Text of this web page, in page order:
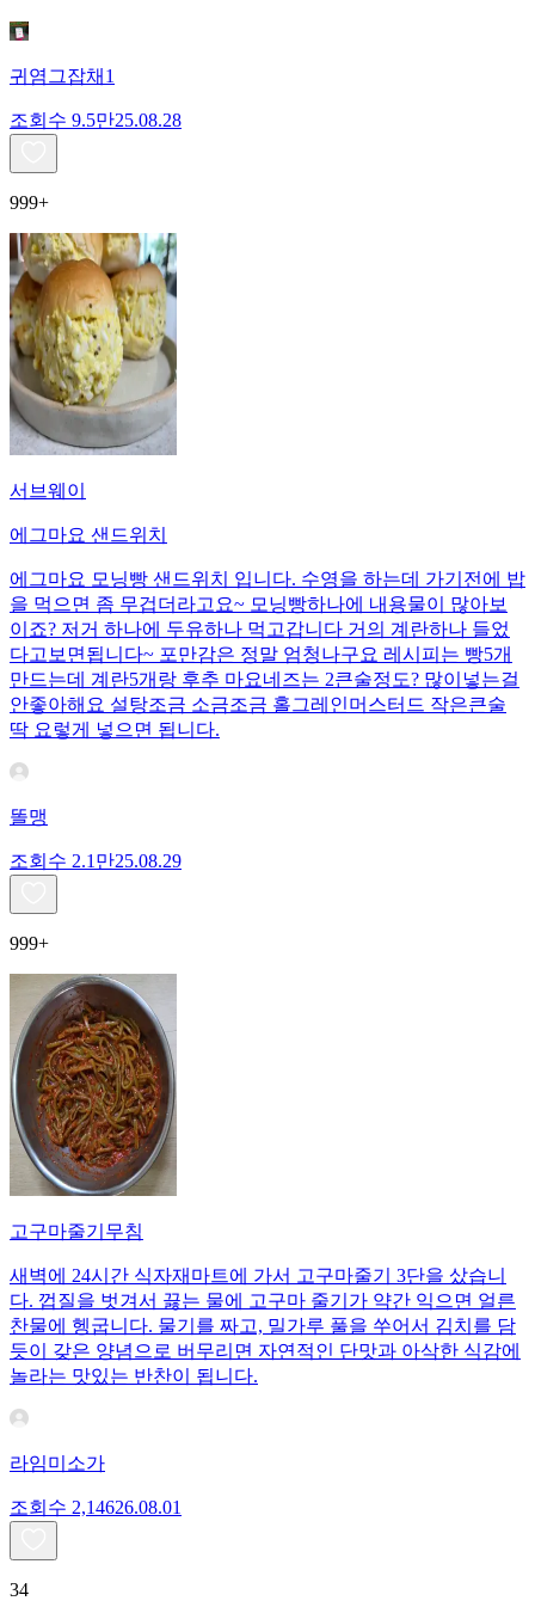
귀염그잡채1
조회수 9.5만25.08.28
999+
서브웨이
에그마요 샌드위치
에그마요 모닝빵 샌드위치 입니다. 수영을 하는데 가기전에 밥
을 먹으면 좀 무겁더라고요~ 모닝빵하나에 내용물이 많아보
이죠? 저거 하나에 두유하나 먹고갑니다 거의 계란하나 들었
다고보면됩니다~ 포만감은 정말 엄청나구요 레시피는 빵5개
만드는데 계란5개랑 후추 마요네즈는 2큰술정도? 많이넣는걸
안좋아해요 설탕조금 소금조금 홀그레인머스터드 작은큰술
딱 요렇게 넣으면 됩니다.
똘맹
조회수 2.1만25.08.29
999+
고구마줄기무침
새벽에 24시간 식자재마트에 가서 고구마줄기 3단을 샀습니
다. 껍질을 벗겨서 끓는 물에 고구마 줄기가 약간 익으면 얼른
찬물에 헹굽니다. 물기를 짜고, 밀가루 풀을 쑤어서 김치를 담
듯이 갖은 양념으로 버무리면 자연적인 단맛과 아삭한 식감에
놀라는 맛있는 반찬이 됩니다.
라임미소가
조회수 2,14626.08.01
34